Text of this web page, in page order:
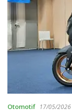
Otomotif 17/05/2026